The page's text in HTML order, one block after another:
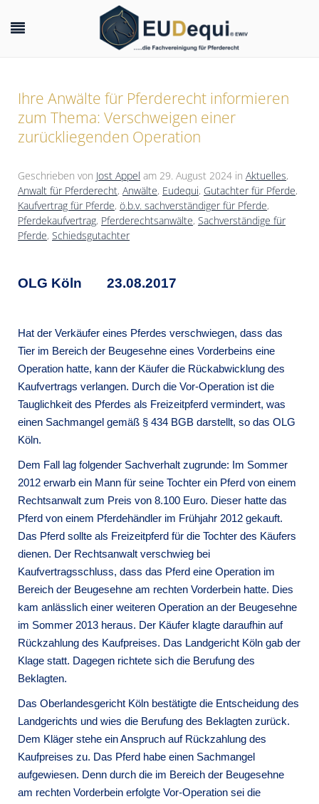
Ihre Anwälte für Pferderecht informieren
zum Thema: Verschweigen einer
zurückliegenden Operation
Geschrieben von Jost Appel am 29. August 2024 in Aktuelles,
Anwalt für Pferderecht, Anwälte, Eudequi, Gutachter für Pferde,
Kaufvertrag für Pferde, ö.b.v. sachverständiger für Pferde,
Pferdekaufvertrag, Pferderechtsanwälte, Sachverständige für
Pferde, Schiedsgutachter
OLG Köln 23.08.2017
Hat der Verkäufer eines Pferdes verschwiegen, dass das
Tier im Bereich der Beugesehne eines Vorderbeins eine
Operation hatte, kann der Käufer die Rückabwicklung des
Kaufvertrags verlangen. Durch die Vor-Operation ist die
Tauglichkeit des Pferdes als Freizeitpferd vermindert, was
einen Sachmangel gemäß § 434 BGB darstellt, so das OLG
Köln.
Dem Fall lag folgender Sachverhalt zugrunde: Im Sommer
2012 erwarb ein Mann für seine Tochter ein Pferd von einem
Rechtsanwalt zum Preis von 8.100 Euro. Dieser hatte das
Pferd von einem Pferdehändler im Frühjahr 2012 gekauft.
Das Pferd sollte als Freizeitpferd für die Tochter des Käufers
dienen. Der Rechtsanwalt verschwieg bei
Kaufvertragsschluss, dass das Pferd eine Operation im
Bereich der Beugesehne am rechten Vorderbein hatte. Dies
kam anlässlich einer weiteren Operation an der Beugesehne
im Sommer 2013 heraus. Der Käufer klagte daraufhin auf
Rückzahlung des Kaufpreises. Das Landgericht Köln gab der
Klage statt. Dagegen richtete sich die Berufung des
Beklagten.
Das Oberlandesgericht Köln bestätigte die Entscheidung des
Landgerichts und wies die Berufung des Beklagten zurück.
Dem Kläger stehe ein Anspruch auf Rückzahlung des
Kaufpreises zu. Das Pferd habe einen Sachmangel
aufgewiesen. Denn durch die im Bereich der Beugesehne
am rechten Vorderbein erfolgte Vor-Operation sei die